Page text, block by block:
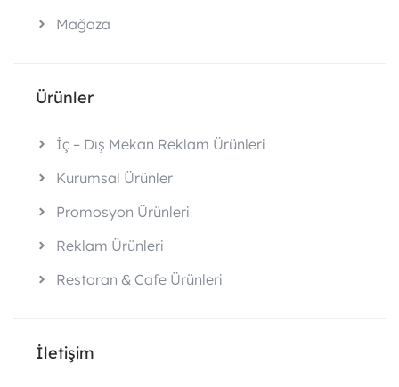
Mağaza
Ürünler
İç – Dış Mekan Reklam Ürünleri
Kurumsal Ürünler
Promosyon Ürünleri
Reklam Ürünleri
Restoran & Cafe Ürünleri
İletişim